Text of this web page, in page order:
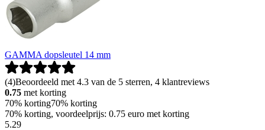
GAMMA dopsleutel 14 mm
(4)Beoordeeld met 4.3 van de 5 sterren, 4 klantreviews
0.75 met korting
70% korting70% korting
70% korting, voordeelprijs: 0.75 euro met korting
5.29